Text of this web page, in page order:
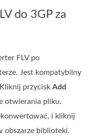
do 3GP za
FLV po
Jest kompatybilny
przyciskAdd
otwierania pliku.
i kliknij
obszarze biblioteki.